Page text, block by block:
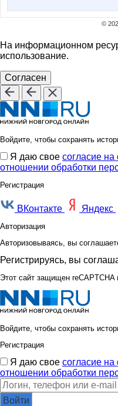
©
На информационном
использование.
Согласен
Войдите, чтобы сохранять
Я даю свое согласие
отношении обработки
Регистрация
ВКонтакте Яндекс
Авторизация
Авторизовываясь, вы
Регистрируясь, вы
Этот сайт защищен
Войдите, чтобы сохранять
Регистрация
Я даю свое согласие
отношении обработки
Войти